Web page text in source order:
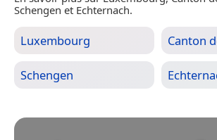
Schengen et Echternach.
Luxembourg Canton
Schengen